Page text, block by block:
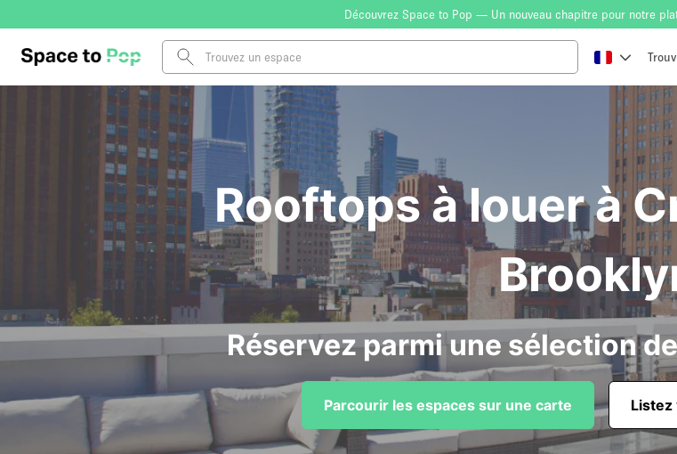
Découvrez Space to Pop — Un nouveau chapitre pour notre
Rooftops à louer à
Réservez parmi une sélection
Parcourir les espaces sur une carte Listez